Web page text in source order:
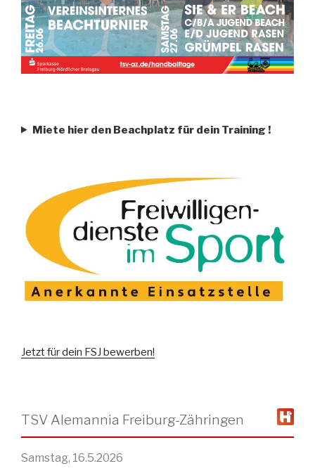
Miete hier den Beachplatz für dein Training !
Jetzt für dein FSJ bewerben!
TSV Alemannia Freiburg-Zähringen
Samstag, 16.5.2026